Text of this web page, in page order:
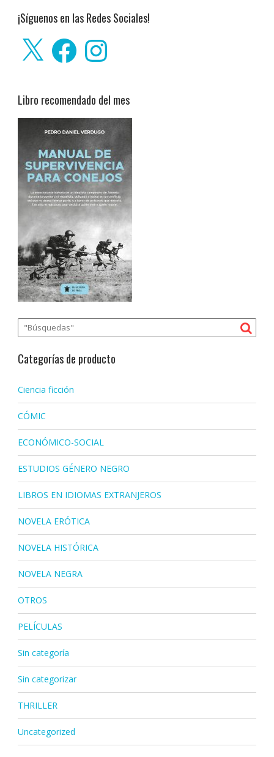
¡Síguenos en las Redes Sociales!
FacebookInstagram
Libro recomendado del mes
Categorías de producto
Ciencia ficción
CÓMIC
ECONÓMICO-SOCIAL
ESTUDIOS GÉNERO NEGRO
LIBROS EN IDIOMAS EXTRANJEROS
NOVELA ERÓTICA
NOVELA HISTÓRICA
NOVELA NEGRA
OTROS
PELÍCULAS
Sin categoría
Sin categorizar
THRILLER
Uncategorized